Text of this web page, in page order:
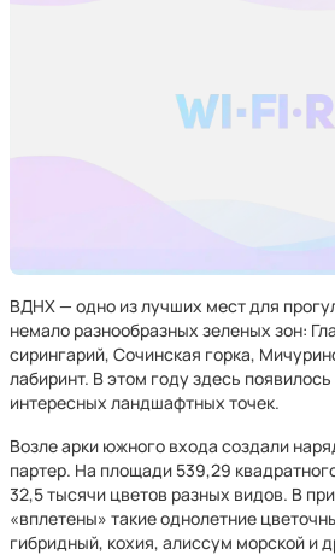
ВДНХ — одно из лучших мест для
немало разнообразных зеленых зон:
сирингарий, Сочинская горка,
лабиринт. В этом году здесь
интересных ландшафтных точек.
Возле арки южного входа создали
партер. На площади 539,29
32,5 тысячи цветов разных видов. В
«вплетены» такие однолетние
гибридный, кохия, алиссум морской и